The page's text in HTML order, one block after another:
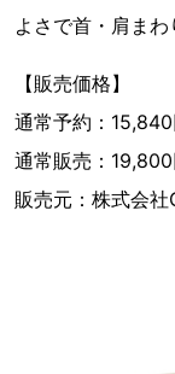
よさで首・肩まわ
【販売価格】
通常予約：15,840
通常販売：19,800
販売元：株式会